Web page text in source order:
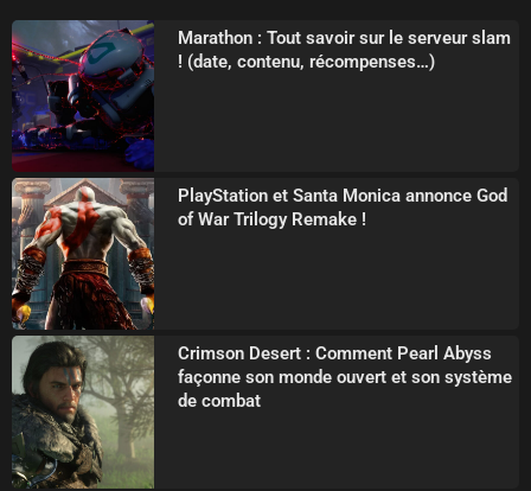
Marathon : Tout savoir sur le serveur slam
! (date, contenu, récompenses…)
PlayStation et Santa Monica annonce God
of War Trilogy Remake !
Crimson Desert : Comment Pearl Abyss
façonne son monde ouvert et son système
de combat